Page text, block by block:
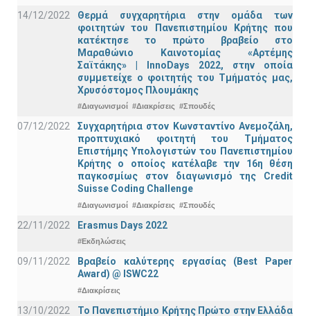
14/12/2022
Θερμά συγχαρητήρια στην ομάδα των
φοιτητών του Πανεπιστημίου Κρήτης που
κατέκτησε το πρώτο βραβείο στο
Μαραθώνιο Καινοτομίας «Αρτέμης
Σαϊτάκης» | InnoDays 2022, στην οποία
συμμετείχε ο φοιτητής του Τμήματός μας,
Χρυσόστομος Πλουμάκης
#Διαγωνισμοί #Διακρίσεις #Σπουδές
07/12/2022
Συγχαρητήρια στον Κωνσταντίνο Ανεμοζάλη,
προπτυχιακό φοιτητή του Τμήματος
Επιστήμης Υπολογιστών του Πανεπιστημίου
Κρήτης ο οποίος κατέλαβε την 16η θέση
παγκοσμίως στον διαγωνισμό της Credit
Suisse Coding Challenge
#Διαγωνισμοί #Διακρίσεις #Σπουδές
22/11/2022 Erasmus Days 2022
#Εκδηλώσεις
09/11/2022
Βραβείο καλύτερης εργασίας (Best Paper
Award) @ ISWC22
#Διακρίσεις
13/10/2022 Το Πανεπιστήμιο Κρήτης Πρώτο στην Ελλάδα